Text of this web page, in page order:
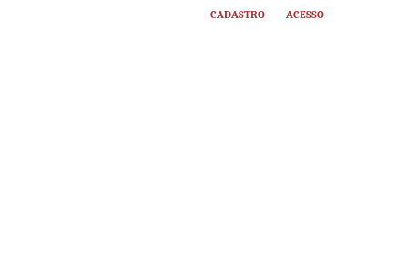
Cadastro Acesso